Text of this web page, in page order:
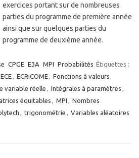
exercices portant sur de nombreuses
parties du programme de première année
ainsi que sur quelques parties du
programme de deuxième année.
CPGE E3A MPI Probabilités Étiquettes :
ECE, ECRiCOME, Fonctions à valeurs
variable réelle , Intégrales à paramètres ,
équitables , MPI , Nombres
, trigonométrie , Variables aléatoires